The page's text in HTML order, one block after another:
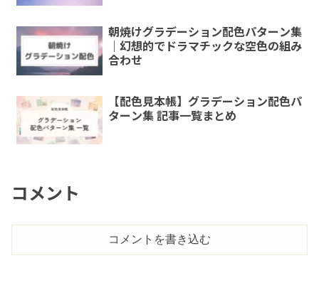
朝焼けグラデーション配色パターン集
｜幻想的でドラマチックな空色の組み
合わせ
【配色見本帳】グラデーション配色パ
ターン集 記事一覧まとめ
コメント
コメントを書き込む